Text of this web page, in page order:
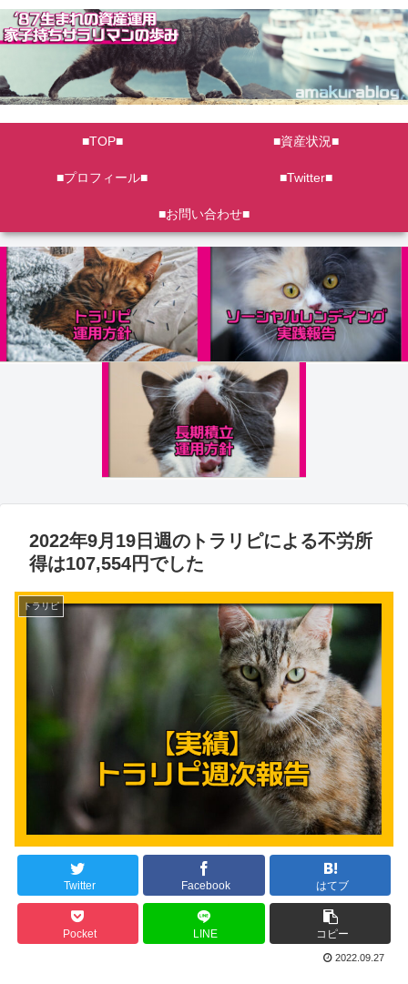
■TOP■ ■資産状況■
■プロフィール■ ■Twitter■
■お問い合わせ■
2022年9月19日週のトラリピによる不労所
得は107,554円でした
トラリピ
Twitter Facebook はてブ
Pocket LINE コピー
2022.09.27